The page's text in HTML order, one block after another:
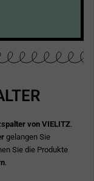
von VIELITZ.
gelangen Sie
Sie die Produkte
.